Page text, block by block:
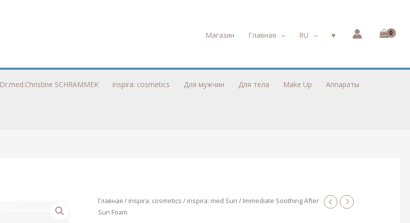
Магазин Главная RU ♥︎
Dr.med.Christine SCHRAMMEK inspira: cosmetics Для мужчин Для тела Make Up Аппараты
Главная / inspira: cosmetics / inspira: med Sun / Immediate Soothing After
Sun Foam